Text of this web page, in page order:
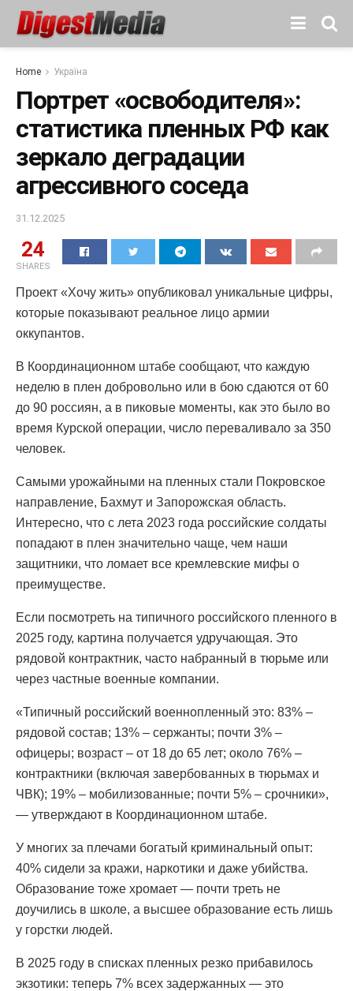
Home Україна
Портрет «освободителя»:
статистика пленных РФ как
зеркало деградации
агрессивного соседа
31.12.2025
24
SHARES
Проект «Хочу жить» опубликовал уникальные цифры,
которые показывают реальное лицо армии
оккупантов.
В Координационном штабе сообщают, что каждую
неделю в плен добровольно или в бою сдаются от 60
до 90 россиян, а в пиковые моменты, как это было во
время Курской операции, число переваливало за 350
человек.
Самыми урожайными на пленных стали Покровское
направление, Бахмут и Запорожская область.
Интересно, что с лета 2023 года российские солдаты
попадают в плен значительно чаще, чем наши
защитники, что ломает все кремлевские мифы о
преимуществе.
Если посмотреть на типичного российского пленного в
2025 году, картина получается удручающая. Это
рядовой контрактник, часто набранный в тюрьме или
через частные военные компании.
«Типичный российский военнопленный это: 83% –
рядовой состав; 13% – сержанты; почти 3% –
офицеры; возраст – от 18 до 65 лет; около 76% –
контрактники (включая завербованных в тюрьмах и
ЧВК); 19% – мобилизованные; почти 5% – срочники»,
— утверждают в Координационном штабе.
У многих за плечами богатый криминальный опыт:
40% сидели за кражи, наркотики и даже убийства.
Образование тоже хромает — почти треть не
доучились в школе, а высшее образование есть лишь
у горстки людей.
В 2025 году в списках пленных резко прибавилось
экзотики: теперь 7% всех задержанных — это